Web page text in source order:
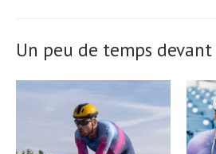
Un peu de temps devant